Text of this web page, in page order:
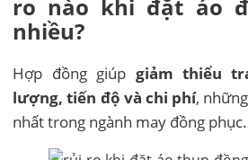
ro nào khi đặt áo
nhiều?
Hợp đồng giúp giảm thiểu
lượng, tiến độ và chi phí,
nhất trong ngành may đồng phục.